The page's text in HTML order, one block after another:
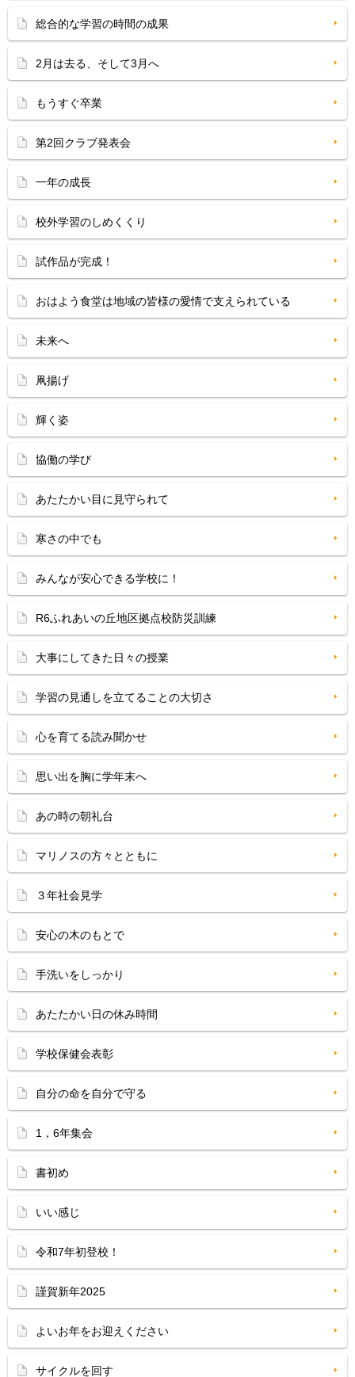
総合的な学習の時間の成果
2月は去る、そして3月へ
もうすぐ卒業
第2回クラブ発表会
一年の成長
校外学習のしめくくり
試作品が完成！
おはよう食堂は地域の皆様の愛情で支えられている
未来へ
凧揚げ
輝く姿
協働の学び
あたたかい目に見守られて
寒さの中でも
みんなが安心できる学校に！
R6ふれあいの丘地区拠点校防災訓練
大事にしてきた日々の授業
学習の見通しを立てることの大切さ
心を育てる読み聞かせ
思い出を胸に学年末へ
あの時の朝礼台
マリノスの方々とともに
３年社会見学
安心の木のもとで
手洗いをしっかり
あたたかい日の休み時間
学校保健会表彰
自分の命を自分で守る
1，6年集会
書初め
いい感じ
令和7年初登校！
謹賀新年2025
よいお年をお迎えください
サイクルを回す